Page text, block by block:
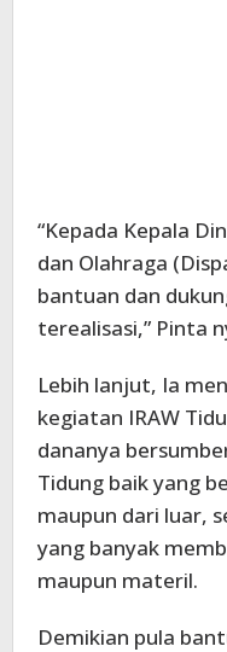
“Kepada Kepala
dan Olahraga
bantuan dan
terealisasi,” Pinta
Lebih lanjut, Ia
kegiatan IRAW
dananya
Tidung baik yang
maupun dari luar,
yang banyak
maupun materil.
Demikian pula